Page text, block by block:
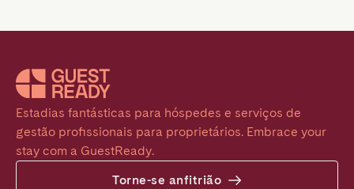
Estadias fantásticas para hóspedes e serviços de
gestão profissionais para proprietários. Embrace your
stay com a GuestReady.
Torne-se anfitrião